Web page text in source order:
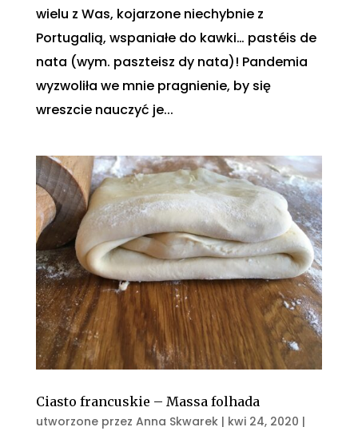
wielu z Was, kojarzone niechybnie z
Portugalią, wspaniałe do kawki… pastéis de
nata (wym. paszteisz dy nata)! Pandemia
wyzwoliła we mnie pragnienie, by się
wreszcie nauczyć je...
Ciasto francuskie – Massa folhada
utworzone przez Anna Skwarek| kwi 24, 2020 |